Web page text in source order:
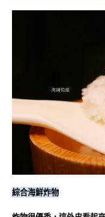
綜合海鮮炸物